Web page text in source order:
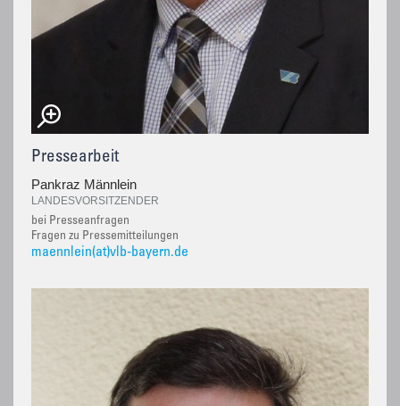
Pressearbeit
Pankraz Männlein
LANDESVORSITZENDER
bei Presseanfragen
Fragen zu Pressemitteilungen
maennlein(at)vlb-bayern.de